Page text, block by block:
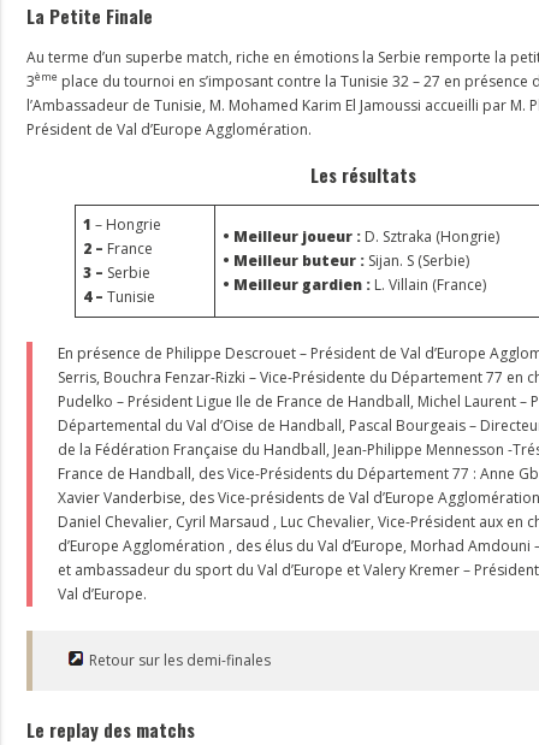
La Petite Finale
Au terme d’un superbe match, riche en émotions la Serbie remporte la
3ème place du tournoi en s’imposant contre la Tunisie 32 – 27 en présence
l’Ambassadeur de Tunisie, M. Mohamed Karim El Jamoussi accueilli par M.
Président de Val d’Europe Agglomération.
Les résultats
1– Hongrie
2 – France
3 – Serbie
4 – Tunisie
• Meilleur joueur : D. Sztraka (Hongrie)
• Meilleur buteur : Sijan. S (Serbie)
• Meilleur gardien : L. Villain (France)
En présence de Philippe Descrouet – Président de Val d’Europe
Serris, Bouchra Fenzar-Rizki – Vice-Présidente du Département 77 en
Pudelko – Président Ligue Ile de France de Handball, Michel Laurent –
Départemental du Val d’Oise de Handball, Pascal Bourgeais –
de la Fédération Française du Handball, Jean-Philippe Mennesson -
France de Handball, des Vice-Présidents du Département 77 : Anne
Xavier Vanderbise, des Vice-présidents de Val d’Europe
Daniel Chevalier, Cyril Marsaud , Luc Chevalier, Vice-Président aux en
d’Europe Agglomération , des élus du Val d’Europe, Morhad Amdouni
et ambassadeur du sport du Val d’Europe et Valery Kremer –
Val d’Europe.
Retour sur les demi-finales
Le replay des matchs